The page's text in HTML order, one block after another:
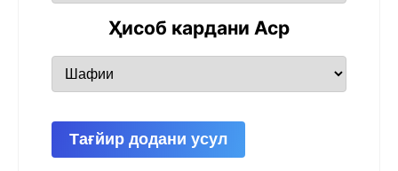
Ҳисоб кардани Аср
Тағйир додани усул